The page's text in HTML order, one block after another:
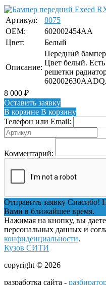
Артикул:
8075
OEM:
602002454AA
Цвет:
Белый
Описание:
Передний
Цвет белый.
решетки
8 000 ₽
Оставить заявку
В корзине В корзину
Телефон или Email:
Комментарий:
Отправить заявку Спасибо!
Вами в ближайшее время.
Нажимая на кнопку, вы
персональных данных и
конфиденциальности.
Кузов СИТИ
copyright © 2026
разработка сайта -